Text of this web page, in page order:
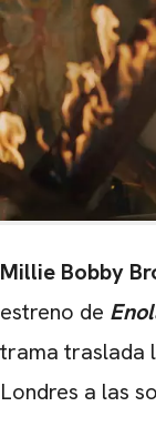
Millie Bobby
estreno de
trama traslada
Londres a las